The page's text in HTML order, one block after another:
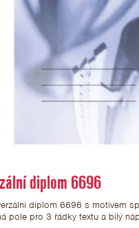
diplom 6696
diplom 6696 s motivem
pole pro 3 řádky textu a bílý